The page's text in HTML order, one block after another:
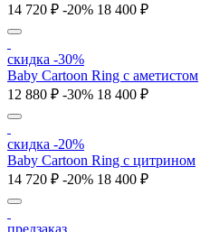
14 720 ₽ -20% 18 400 ₽
скидка -30%
Baby Cartoon Ring с аметистом
12 880 ₽ -30% 18 400 ₽
скидка -20%
Baby Cartoon Ring с цитрином
14 720 ₽ -20% 18 400 ₽